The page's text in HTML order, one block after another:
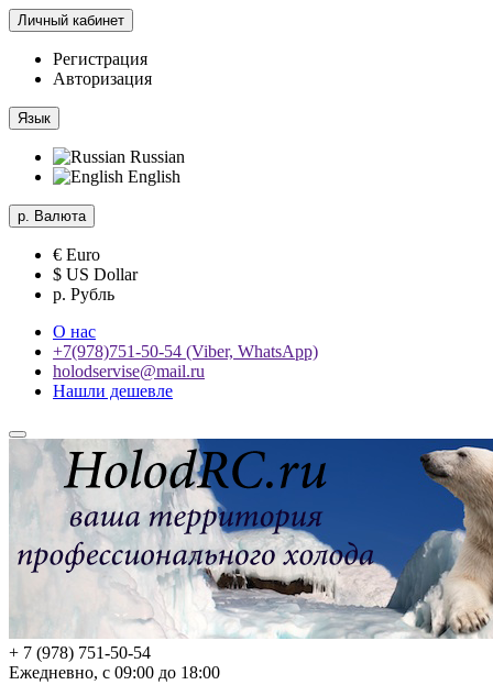
Личный кабинет
Регистрация
Авторизация
Язык
Russian
English
р. Валюта
€ Euro
$ US Dollar
р. Рубль
О нас
+7(978)751-50-54 (Viber, WhatsApp)
holodservise@mail.ru
Нашли дешевле
+ 7 (978) 751-50-54
Ежедневно, с 09:00 до 18:00